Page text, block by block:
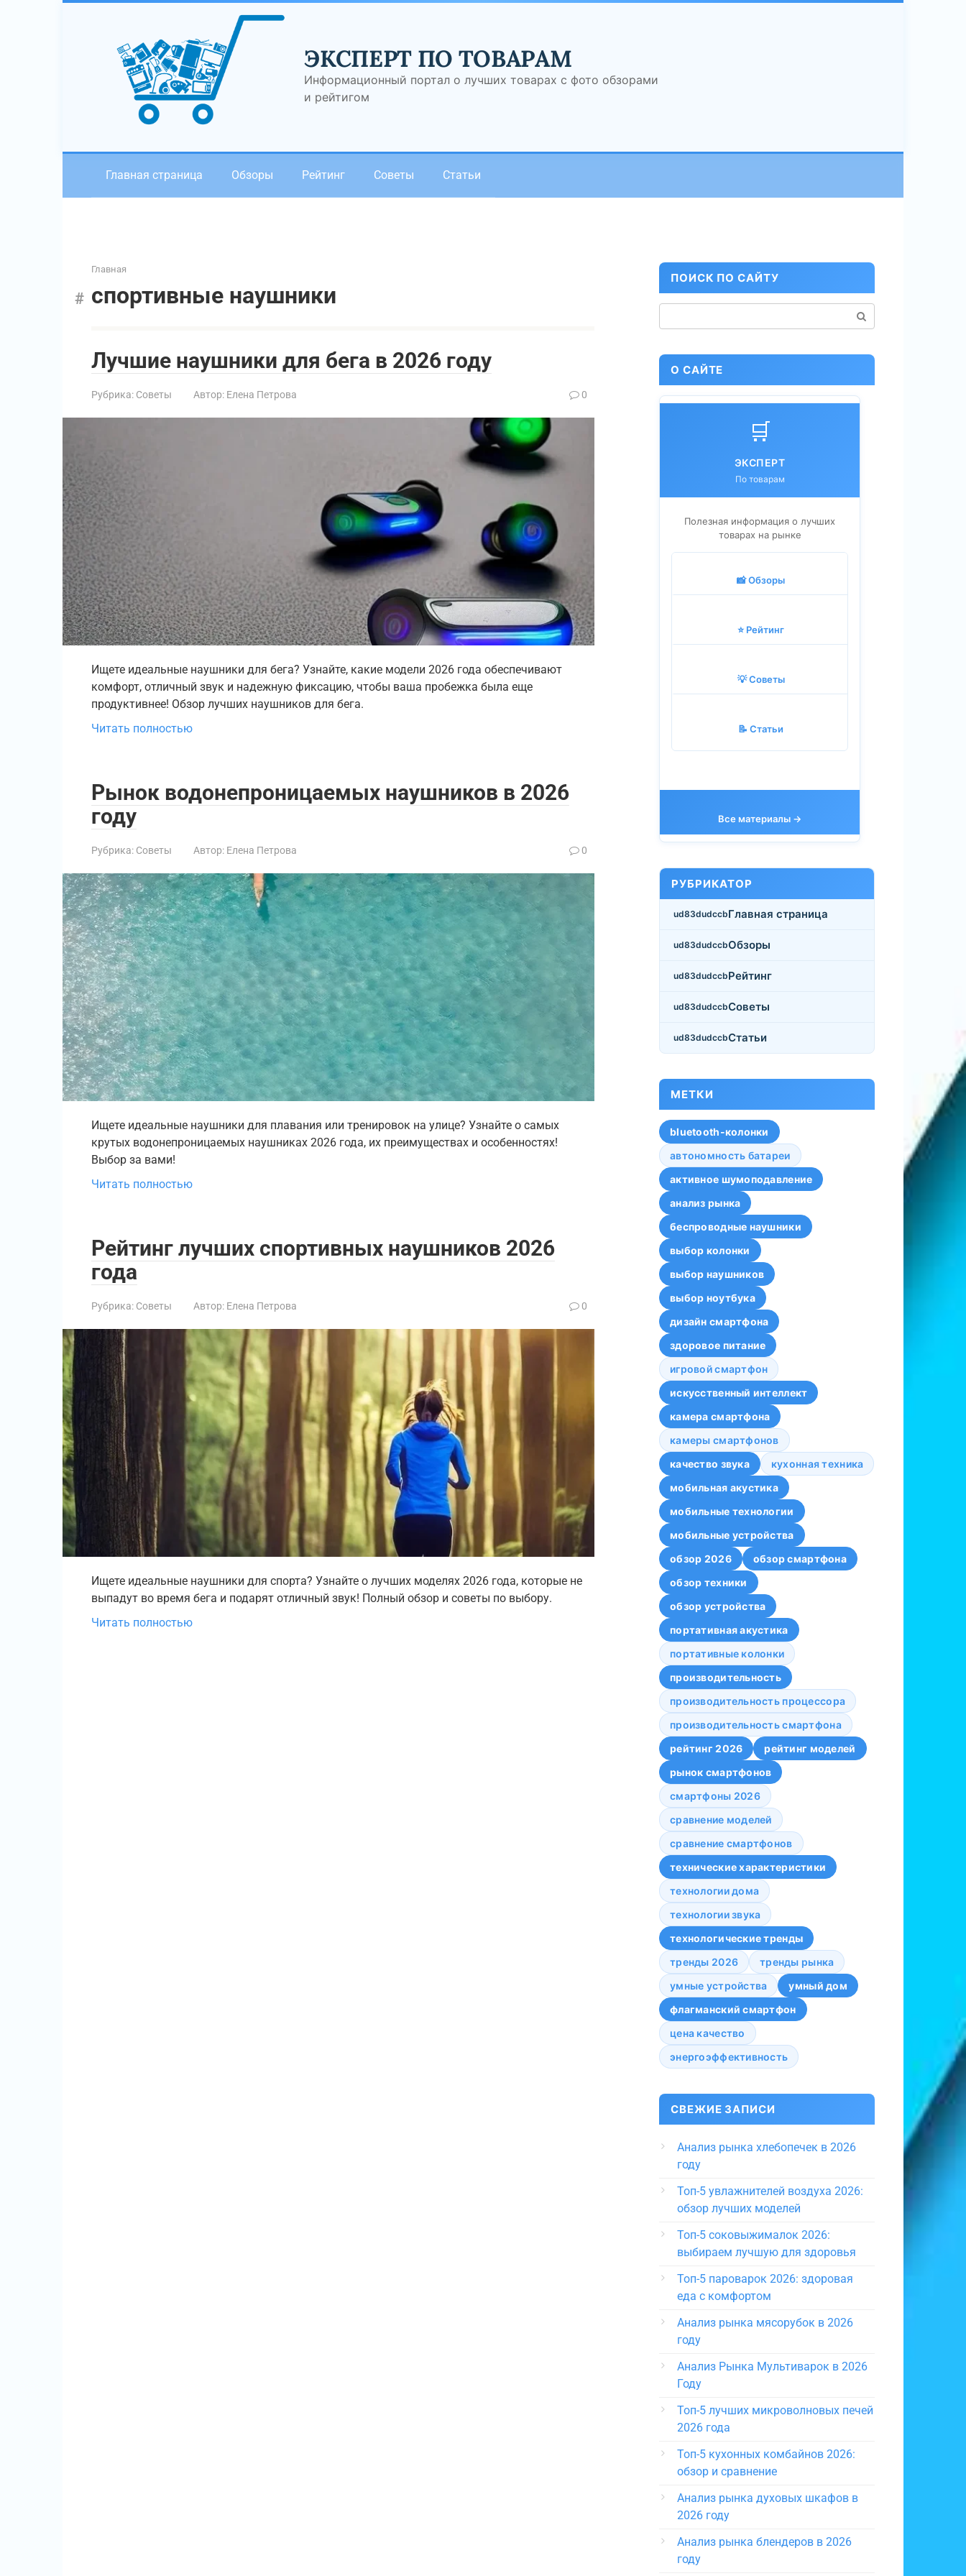
ЭКСПЕРТ ПО ТОВАРАМ
Информационный портал о лучших товарах с фото обзорами
и рейтигом
Главная страница Обзоры Рейтинг Советы Статьи
Главная
спортивные наушники
Лучшие наушники для бега в 2026 году
Рубрика: Советы Автор: Елена Петрова 0
Ищете идеальные наушники для бега? Узнайте, какие модели 2026 года обеспечивают
комфорт, отличный звук и надежную фиксацию, чтобы ваша пробежка была еще
продуктивнее! Обзор лучших наушников для бега.
Читать полностью
Рынок водонепроницаемых наушников в 2026
году
Рубрика: Советы Автор: Елена Петрова 0
Ищете идеальные наушники для плавания или тренировок на улице? Узнайте о самых
крутых водонепроницаемых наушниках 2026 года, их преимуществах и особенностях!
Выбор за вами!
Читать полностью
Рейтинг лучших спортивных наушников 2026
года
Рубрика: Советы Автор: Елена Петрова 0
Ищете идеальные наушники для спорта? Узнайте о лучших моделях 2026 года, которые не
выпадут во время бега и подарят отличный звук! Полный обзор и советы по выбору.
Читать полностью
ПОИСК ПО САЙТУ
О САЙТЕ
🛒
ЭКСПЕРТ
По товарам
Полезная информация о лучших
товарах на рынке
📸 Обзоры
⭐ Рейтинг
💡 Советы
📝 Статьи
Все материалы →
РУБРИКАТОР
Главная страница
Обзоры
Рейтинг
Советы
Статьи
МЕТКИ
bluetooth-колонки
автономность батареи
активное шумоподавление
анализ рынка
беспроводные наушники
выбор колонки
выбор наушников
выбор ноутбука
дизайн смартфона
здоровое питание
игровой смартфон
искусственный интеллект
камера смартфона
камеры смартфонов
качество звука
кухонная техника
мобильная акустика
мобильные технологии
мобильные устройства
обзор 2026
обзор смартфона
обзор техники
обзор устройства
портативная акустика
портативные колонки
производительность
производительность процессора
производительность смартфона
рейтинг 2026
рейтинг моделей
рынок смартфонов
смартфоны 2026
сравнение моделей
сравнение смартфонов
технические характеристики
технологии дома
технологии звука
технологические тренды
тренды 2026
тренды рынка
умные устройства
умный дом
флагманский смартфон
цена качество
энергоэффективность
СВЕЖИЕ ЗАПИСИ
Анализ рынка хлебопечек в 2026
году
Топ-5 увлажнителей воздуха 2026:
обзор лучших моделей
Топ-5 соковыжималок 2026:
выбираем лучшую для здоровья
Топ-5 пароварок 2026: здоровая
еда с комфортом
Анализ рынка мясорубок в 2026
году
Анализ Рынка Мультиварок в 2026
Году
Топ-5 лучших микроволновых печей
2026 года
Топ-5 кухонных комбайнов 2026:
обзор и сравнение
Анализ рынка духовых шкафов в
2026 году
Анализ рынка блендеров в 2026
году